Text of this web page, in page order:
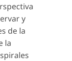
y
de la
la